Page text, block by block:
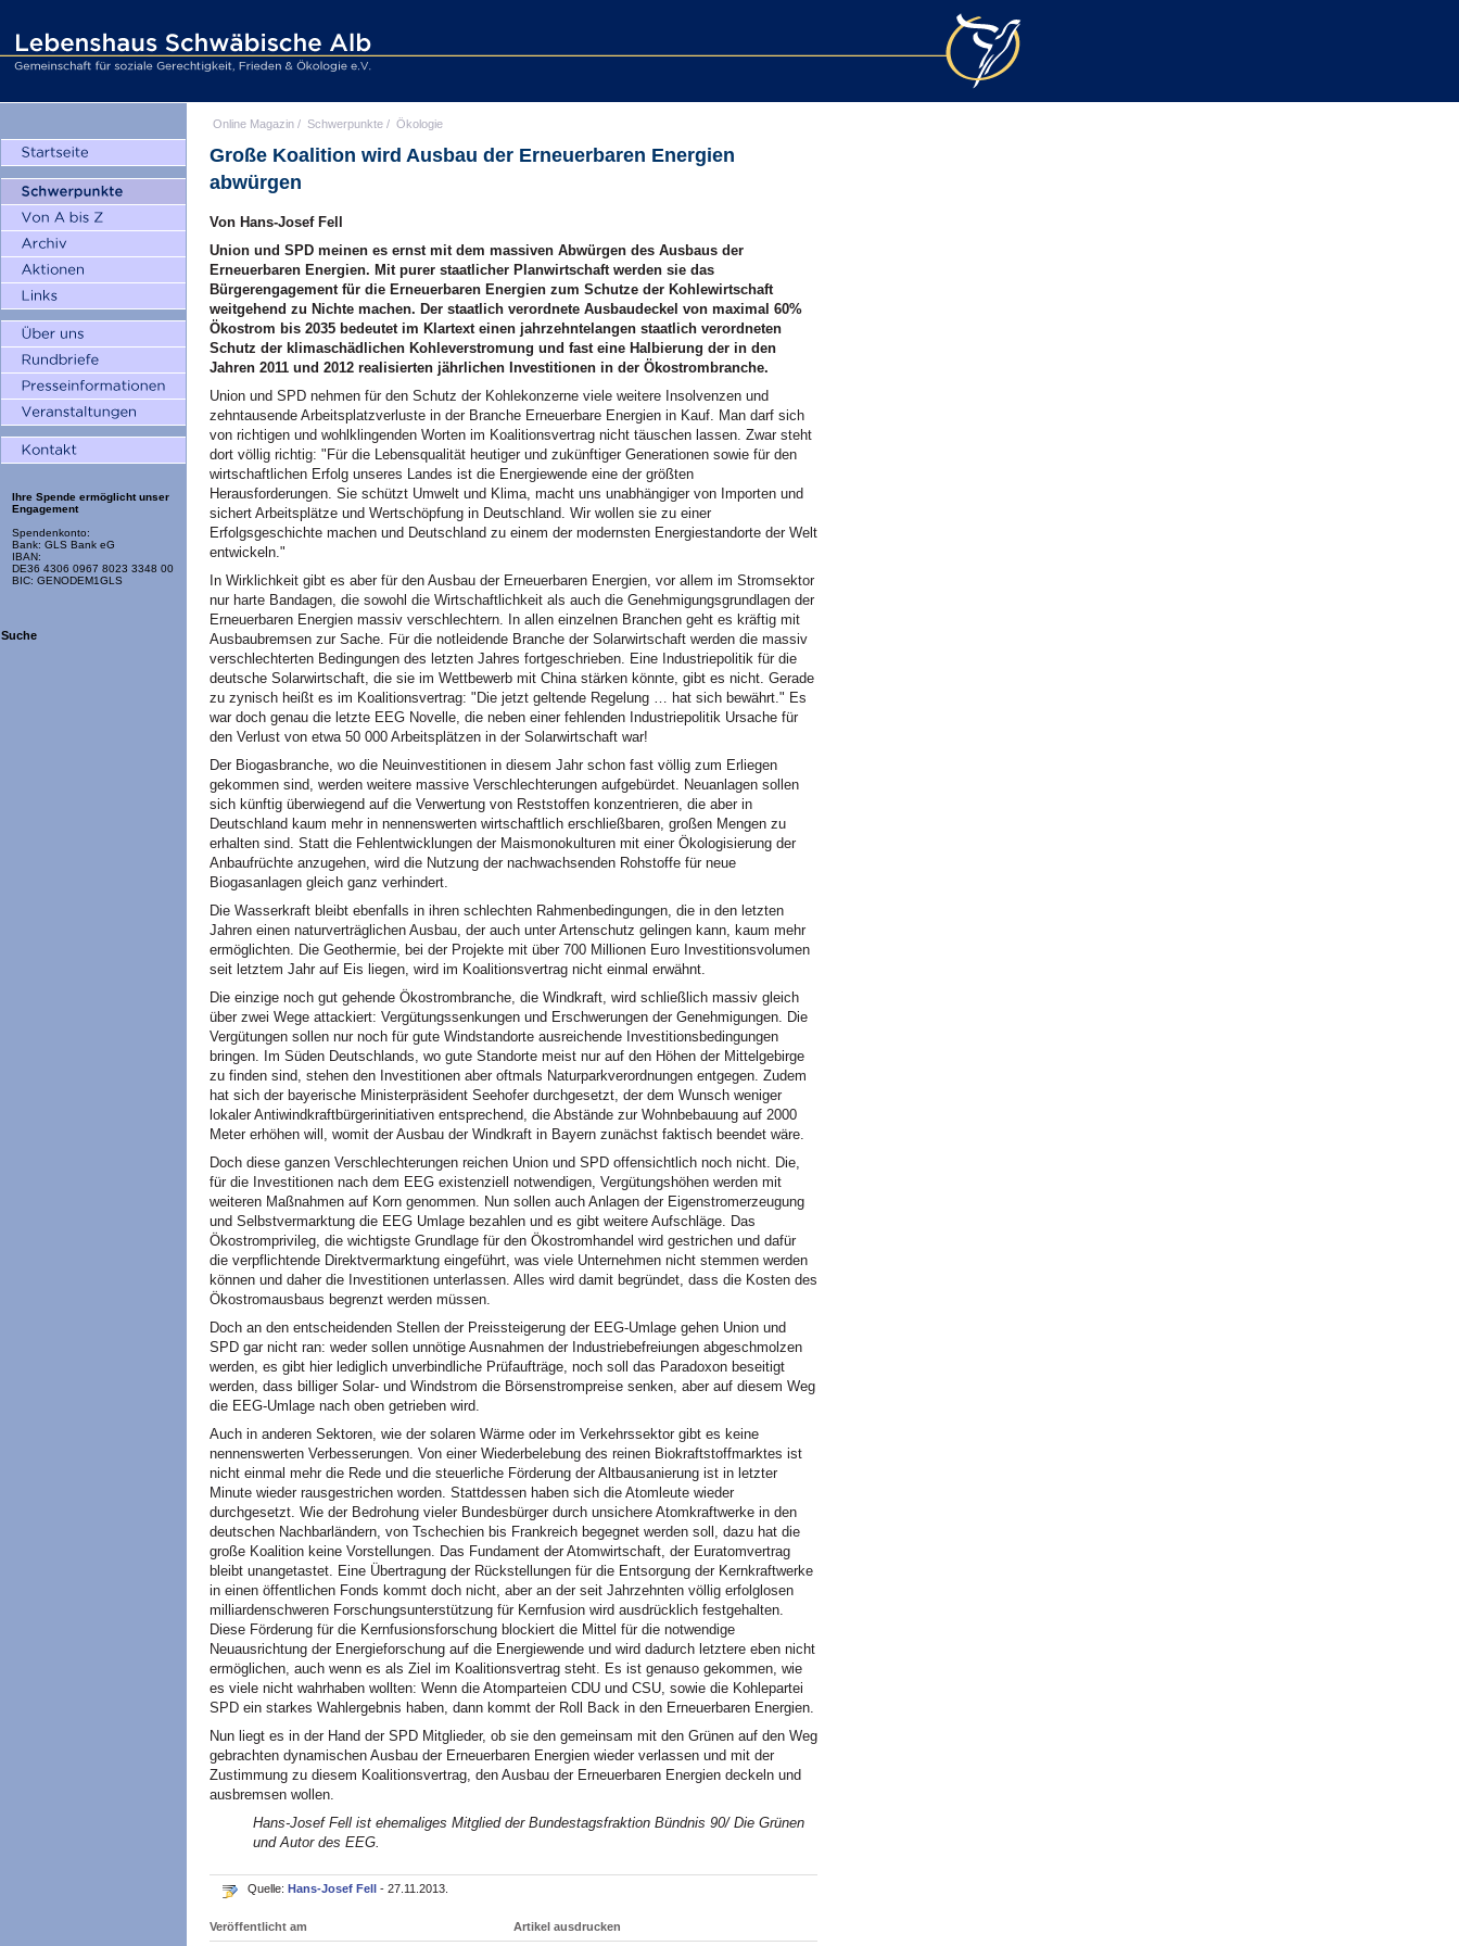
Ihre Spende ermöglicht unser
Engagement
Spendenkonto:
Bank: GLS Bank eG
IBAN:
DE36 4306 0967 8023 3348 00
BIC: GENODEM1GLS
Suche
Online Magazin / Schwerpunkte / Ökologie
Große Koalition wird Ausbau der Erneuerbaren Energien
abwürgen
Von Hans-Josef Fell
Union und SPD meinen es ernst mit dem massiven Abwürgen des Ausbaus der
Erneuerbaren Energien. Mit purer staatlicher Planwirtschaft werden sie das
Bürgerengagement für die Erneuerbaren Energien zum Schutze der Kohlewirtschaft
weitgehend zu Nichte machen. Der staatlich verordnete Ausbaudeckel von maximal 60%
Ökostrom bis 2035 bedeutet im Klartext einen jahrzehntelangen staatlich verordneten
Schutz der klimaschädlichen Kohleverstromung und fast eine Halbierung der in den
Jahren 2011 und 2012 realisierten jährlichen Investitionen in der Ökostrombranche.
Union und SPD nehmen für den Schutz der Kohlekonzerne viele weitere Insolvenzen und
zehntausende Arbeitsplatzverluste in der Branche Erneuerbare Energien in Kauf. Man darf sich
von richtigen und wohlklingenden Worten im Koalitionsvertrag nicht täuschen lassen. Zwar steht
dort völlig richtig: "Für die Lebensqualität heutiger und zukünftiger Generationen sowie für den
wirtschaftlichen Erfolg unseres Landes ist die Energiewende eine der größten
Herausforderungen. Sie schützt Umwelt und Klima, macht uns unabhängiger von Importen und
sichert Arbeitsplätze und Wertschöpfung in Deutschland. Wir wollen sie zu einer
Erfolgsgeschichte machen und Deutschland zu einem der modernsten Energiestandorte der Welt
entwickeln."
In Wirklichkeit gibt es aber für den Ausbau der Erneuerbaren Energien, vor allem im Stromsektor
nur harte Bandagen, die sowohl die Wirtschaftlichkeit als auch die Genehmigungsgrundlagen der
Erneuerbaren Energien massiv verschlechtern. In allen einzelnen Branchen geht es kräftig mit
Ausbaubremsen zur Sache. Für die notleidende Branche der Solarwirtschaft werden die massiv
verschlechterten Bedingungen des letzten Jahres fortgeschrieben. Eine Industriepolitik für die
deutsche Solarwirtschaft, die sie im Wettbewerb mit China stärken könnte, gibt es nicht. Gerade
zu zynisch heißt es im Koalitionsvertrag: "Die jetzt geltende Regelung … hat sich bewährt." Es
war doch genau die letzte EEG Novelle, die neben einer fehlenden Industriepolitik Ursache für
den Verlust von etwa 50 000 Arbeitsplätzen in der Solarwirtschaft war!
Der Biogasbranche, wo die Neuinvestitionen in diesem Jahr schon fast völlig zum Erliegen
gekommen sind, werden weitere massive Verschlechterungen aufgebürdet. Neuanlagen sollen
sich künftig überwiegend auf die Verwertung von Reststoffen konzentrieren, die aber in
Deutschland kaum mehr in nennenswerten wirtschaftlich erschließbaren, großen Mengen zu
erhalten sind. Statt die Fehlentwicklungen der Maismonokulturen mit einer Ökologisierung der
Anbaufrüchte anzugehen, wird die Nutzung der nachwachsenden Rohstoffe für neue
Biogasanlagen gleich ganz verhindert.
Die Wasserkraft bleibt ebenfalls in ihren schlechten Rahmenbedingungen, die in den letzten
Jahren einen naturverträglichen Ausbau, der auch unter Artenschutz gelingen kann, kaum mehr
ermöglichten. Die Geothermie, bei der Projekte mit über 700 Millionen Euro Investitionsvolumen
seit letztem Jahr auf Eis liegen, wird im Koalitionsvertrag nicht einmal erwähnt.
Die einzige noch gut gehende Ökostrombranche, die Windkraft, wird schließlich massiv gleich
über zwei Wege attackiert: Vergütungssenkungen und Erschwerungen der Genehmigungen. Die
Vergütungen sollen nur noch für gute Windstandorte ausreichende Investitionsbedingungen
bringen. Im Süden Deutschlands, wo gute Standorte meist nur auf den Höhen der Mittelgebirge
zu finden sind, stehen den Investitionen aber oftmals Naturparkverordnungen entgegen. Zudem
hat sich der bayerische Ministerpräsident Seehofer durchgesetzt, der dem Wunsch weniger
lokaler Antiwindkraftbürgerinitiativen entsprechend, die Abstände zur Wohnbebauung auf 2000
Meter erhöhen will, womit der Ausbau der Windkraft in Bayern zunächst faktisch beendet wäre.
Doch diese ganzen Verschlechterungen reichen Union und SPD offensichtlich noch nicht. Die,
für die Investitionen nach dem EEG existenziell notwendigen, Vergütungshöhen werden mit
weiteren Maßnahmen auf Korn genommen. Nun sollen auch Anlagen der Eigenstromerzeugung
und Selbstvermarktung die EEG Umlage bezahlen und es gibt weitere Aufschläge. Das
Ökostromprivileg, die wichtigste Grundlage für den Ökostromhandel wird gestrichen und dafür
die verpflichtende Direktvermarktung eingeführt, was viele Unternehmen nicht stemmen werden
können und daher die Investitionen unterlassen. Alles wird damit begründet, dass die Kosten des
Ökostromausbaus begrenzt werden müssen.
Doch an den entscheidenden Stellen der Preissteigerung der EEG-Umlage gehen Union und
SPD gar nicht ran: weder sollen unnötige Ausnahmen der Industriebefreiungen abgeschmolzen
werden, es gibt hier lediglich unverbindliche Prüfaufträge, noch soll das Paradoxon beseitigt
werden, dass billiger Solar- und Windstrom die Börsenstrompreise senken, aber auf diesem Weg
die EEG-Umlage nach oben getrieben wird.
Auch in anderen Sektoren, wie der solaren Wärme oder im Verkehrssektor gibt es keine
nennenswerten Verbesserungen. Von einer Wiederbelebung des reinen Biokraftstoffmarktes ist
nicht einmal mehr die Rede und die steuerliche Förderung der Altbausanierung ist in letzter
Minute wieder rausgestrichen worden. Stattdessen haben sich die Atomleute wieder
durchgesetzt. Wie der Bedrohung vieler Bundesbürger durch unsichere Atomkraftwerke in den
deutschen Nachbarländern, von Tschechien bis Frankreich begegnet werden soll, dazu hat die
große Koalition keine Vorstellungen. Das Fundament der Atomwirtschaft, der Euratomvertrag
bleibt unangetastet. Eine Übertragung der Rückstellungen für die Entsorgung der Kernkraftwerke
in einen öffentlichen Fonds kommt doch nicht, aber an der seit Jahrzehnten völlig erfolglosen
milliardenschweren Forschungsunterstützung für Kernfusion wird ausdrücklich festgehalten.
Diese Förderung für die Kernfusionsforschung blockiert die Mittel für die notwendige
Neuausrichtung der Energieforschung auf die Energiewende und wird dadurch letztere eben nicht
ermöglichen, auch wenn es als Ziel im Koalitionsvertrag steht. Es ist genauso gekommen, wie
es viele nicht wahrhaben wollten: Wenn die Atomparteien CDU und CSU, sowie die Kohlepartei
SPD ein starkes Wahlergebnis haben, dann kommt der Roll Back in den Erneuerbaren Energien.
Nun liegt es in der Hand der SPD Mitglieder, ob sie den gemeinsam mit den Grünen auf den Weg
gebrachten dynamischen Ausbau der Erneuerbaren Energien wieder verlassen und mit der
Zustimmung zu diesem Koalitionsvertrag, den Ausbau der Erneuerbaren Energien deckeln und
ausbremsen wollen.
Hans-Josef Fell ist ehemaliges Mitglied der Bundestagsfraktion Bündnis 90/ Die Grünen
und Autor des EEG.
Quelle: Hans-Josef Fell - 27.11.2013.
Veröffentlicht am Artikel ausdrucken